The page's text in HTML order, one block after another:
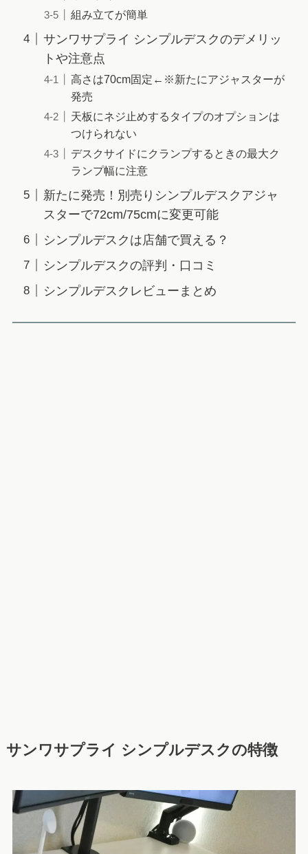
組み立てが簡単
サンワサプライ シンプルデスクのデメリッ
トや注意点
高さは70cm固定←※新たにアジャスターが
発売
天板にネジ止めするタイプのオプションは
つけられない
デスクサイドにクランプするときの最大ク
ランプ幅に注意
新たに発売！別売りシンプルデスクアジャ
スターで72cm/75cmに変更可能
シンプルデスクは店舗で買える？
シンプルデスクの評判・口コミ
シンプルデスクレビューまとめ
サンワサプライ シンプルデスクの特徴